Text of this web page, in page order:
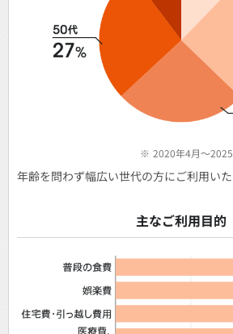
※ 2020年4月～
年齢を問わず幅広い世代の方にご利用いた
主なご利用目的